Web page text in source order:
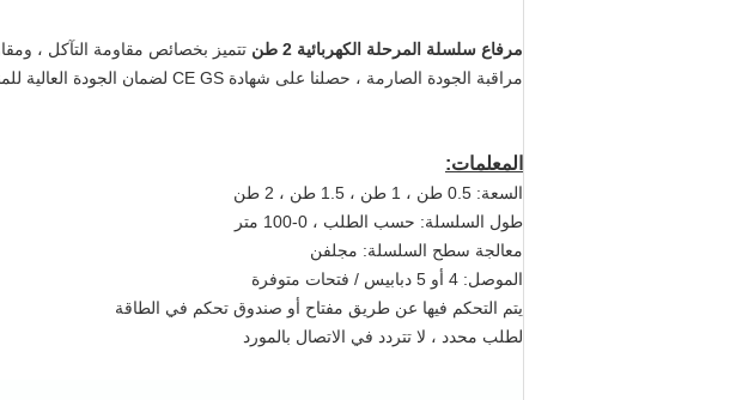
مرفاع سلسلة المرحلة الكهربائية 2 طن
تتميز بخصائص مقاومة التآكل ،
مراقبة الجودة الصارمة ، حصلنا على شهادة CE GS لضمان الجودة العالية للمنتجات.
المعلمات:
السعة: 0.5 طن ، 1 طن ، 1.5 طن ، 2 طن
طول السلسلة: حسب الطلب ، 0-100 متر
معالجة سطح السلسلة: مجلفن
الموصل: 4 أو 5 دبابيس / فتحات متوفرة
يتم التحكم فيها عن طريق مفتاح أو صندوق تحكم في الطاقة
لطلب محدد ، لا تتردد في الاتصال بالمورد